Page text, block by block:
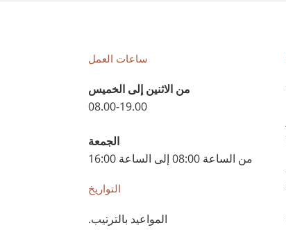
ساعات العمل
من الاثنين إلى الخميس
08.00-19.00
الجمعة
من الساعة 08:00 إلى الساعة 16:00
التواريخ
المواعيد بالترتيب.